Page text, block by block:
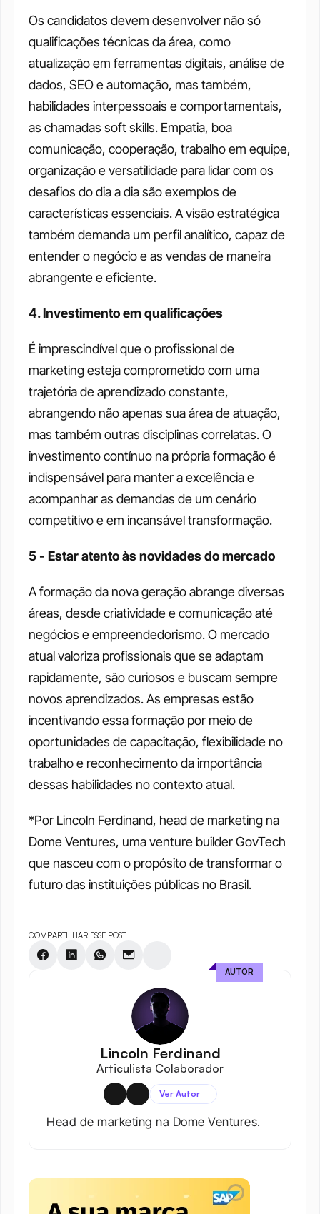
Os candidatos devem desenvolver não só
qualificações técnicas da área, como
atualização em ferramentas digitais, análise de
dados, SEO e automação, mas também,
habilidades interpessoais e comportamentais,
as chamadas soft skills. Empatia, boa
comunicação, cooperação, trabalho em equipe,
organização e versatilidade para lidar com os
desafios do dia a dia são exemplos de
características essenciais. A visão estratégica
também demanda um perfil analítico, capaz de
entender o negócio e as vendas de maneira
abrangente e eficiente.
4. Investimento em qualificações
É imprescindível que o profissional de
marketing esteja comprometido com uma
trajetória de aprendizado constante,
abrangendo não apenas sua área de atuação,
mas também outras disciplinas correlatas. O
investimento contínuo na própria formação é
indispensável para manter a excelência e
acompanhar as demandas de um cenário
competitivo e em incansável transformação.
5 - Estar atento às novidades do mercado
A formação da nova geração abrange diversas
áreas, desde criatividade e comunicação até
negócios e empreendedorismo. O mercado
atual valoriza profissionais que se adaptam
rapidamente, são curiosos e buscam sempre
novos aprendizados. As empresas estão
incentivando essa formação por meio de
oportunidades de capacitação, flexibilidade no
trabalho e reconhecimento da importância
dessas habilidades no contexto atual.
*Por Lincoln Ferdinand, head de marketing na
Dome Ventures, uma venture builder GovTech
que nasceu com o propósito de transformar o
futuro das instituições públicas no Brasil.
COMPARTILHAR ESSE POST
Lincoln Ferdinand
Articulista Colaborador
Ver Autor
Head de marketing na Dome Ventures.
AUTOR